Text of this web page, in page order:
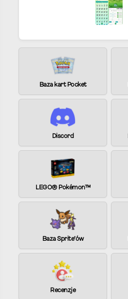
Baza kart Pocket
Discord
LEGO® Pokémon™
Baza Sprite’ów
Recenzje